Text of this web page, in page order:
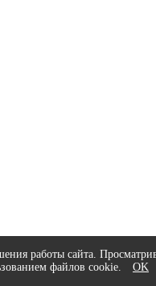
работы сайта.
файлов cookie.
OK